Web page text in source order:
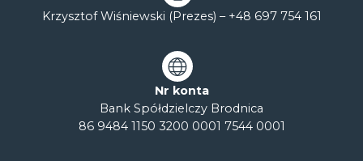
Krzysztof Wiśniewski (Prezes) – +48 697 754 161
Nr konta
Bank Spółdzielczy Brodnica
86 9484 1150 3200 0001 7544 0001